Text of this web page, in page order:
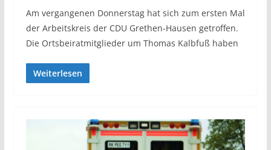
Am vergangenen Donnerstag hat sich zum ersten Mal
der Arbeitskreis der CDU Grethen-Hausen getroffen.
Die Ortsbeiratmitglieder um Thomas Kalbfuß haben
Weiterlesen